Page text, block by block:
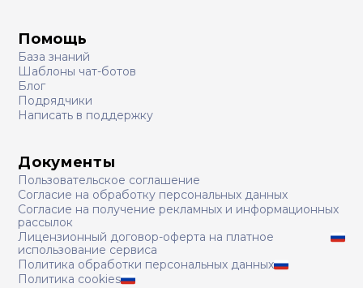
Помощь
База знаний
Шаблоны чат-ботов
Блог
Подрядчики
Написать в поддержку
Документы
Пользовательское соглашение
Согласие на обработку персональных данных
Согласие на получение рекламных и информационных
рассылок
Лицензионный договор-оферта на платное
использование сервиса
Политика обработки персональных данных
Политика cookies